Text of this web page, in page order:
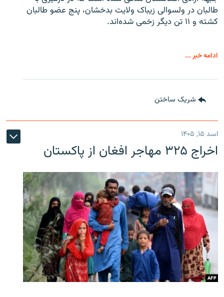
طالبان در ولسوالی زیباک ولایت بدخشان، پنج عضو طالبان
کشته و ۱۱ تن دیگر زخمی شده‌اند.
ادامه خبر ...
شریک ساختن
اسد ۱۵, ۱۴۰۵
اخراج ۳۲۵ مهاجر افغان از پاکستان